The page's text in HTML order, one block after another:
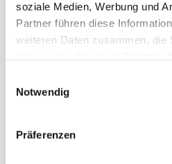
soziale Medien, Werbung und
Partner führen diese
weiteren Daten zusammen, die
Notwendig
Präferenzen
Beschreibung /
Ortovox